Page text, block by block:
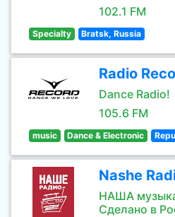
102.1 FM
Specialty Bratsk, Russia
Radio
Dance Radio!
105.6 FM
music Dance & Electronic
Nashe
НАША
Сделано в